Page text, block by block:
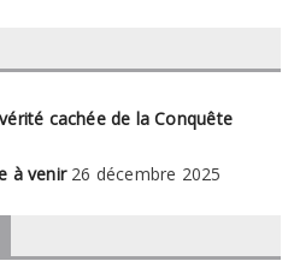
cachée de la Conquête
à venir 26 décembre 2025